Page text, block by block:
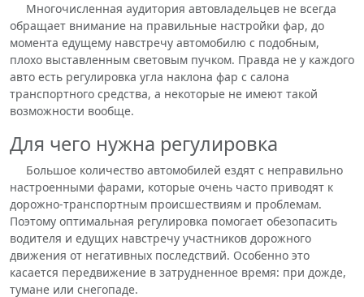
Многочисленная аудитория автовладельцев не всегда
обращает внимание на правильные настройки фар, до
момента едущему навстречу автомобилю с подобным,
плохо выставленным световым пучком. Правда не у каждого
авто есть регулировка угла наклона фар с салона
транспортного средства, а некоторые не имеют такой
возможности вообще.
Для чего нужна регулировка
Большое количество автомобилей ездят с неправильно
настроенными фарами, которые очень часто приводят к
дорожно-транспортным происшествиям и проблемам.
Поэтому оптимальная регулировка помогает обезопасить
водителя и едущих навстречу участников дорожного
движения от негативных последствий. Особенно это
касается передвижение в затрудненное время: при дожде,
тумане или снегопаде.